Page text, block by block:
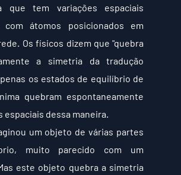
que tem variações espaciais
com átomos posicionados em
Os físicos dizem que "quebra
a simetria da tradução
os estados de equilíbrio de
quebram espontaneamente
espaciais dessa maneira.
um objeto de várias partes
muito parecido com um
este objeto quebra a simetria